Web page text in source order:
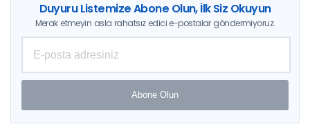
Duyuru Listemize Abone Olun, İlk Siz Okuyun
Merak etmeyin asla rahatsız edici e-postalar göndermiyoruz.
Abone Olun